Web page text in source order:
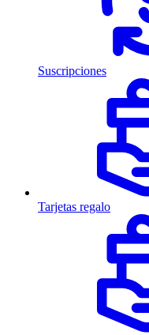
Suscripciones
Tarjetas regalo